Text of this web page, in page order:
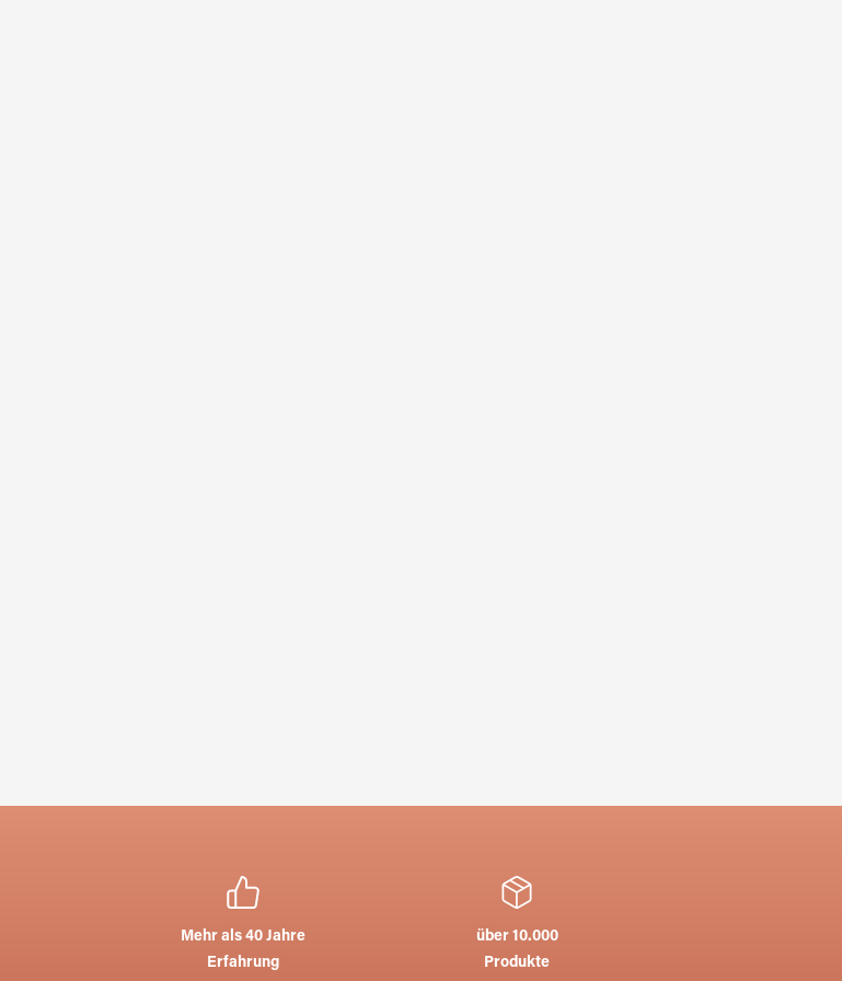
Mehr als 40 Jahre
Erfahrung
über 10.000
Produkte